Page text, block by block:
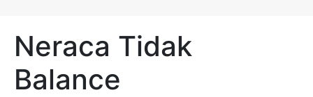
Neraca Tidak
Balance